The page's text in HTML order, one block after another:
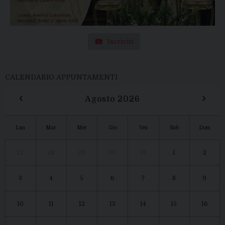
Iscriviti
CALENDARIO APPUNTAMENTI
‹ Agosto 2026 ›
Lun Mar Mer Gio Ven Sab Dom
1 2
3 4 5 6 7 8 9
10 11 12 13 14 15 16